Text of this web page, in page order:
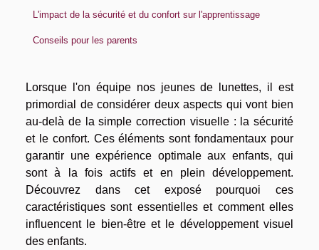
L'impact de la sécurité et du confort sur l'apprentissage
Conseils pour les parents
Lorsque l'on équipe nos jeunes de lunettes, il est
primordial de considérer deux aspects qui vont bien
au-delà de la simple correction visuelle : la sécurité
et le confort. Ces éléments sont fondamentaux pour
garantir une expérience optimale aux enfants, qui
sont à la fois actifs et en plein développement.
Découvrez dans cet exposé pourquoi ces
caractéristiques sont essentielles et comment elles
influencent le bien-être et le développement visuel
des enfants.